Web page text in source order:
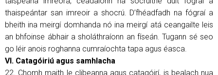
thaispeántar san imreoir a shocrú. D’fhéadfadh na fógraí a
bheith ina meirgí domhanda nó ina meirgí atá ceangailte leis
an bhfoinse ábhair a sholáthraíonn an físeán. Tugann sé seo
go léir anois roghanna cumraíochta tapa agus éasca.
VI. Catagóiriú agus samhlacha
22. Chomh maith le clibeanna agus catagóirí, is bealach nua